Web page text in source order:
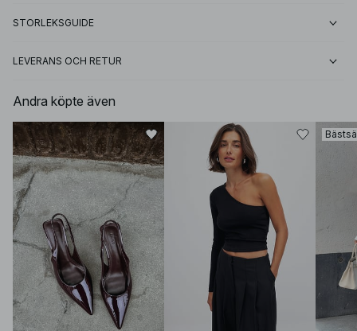
STORLEKSGUIDE
LEVERANS OCH RETUR
Andra köpte även